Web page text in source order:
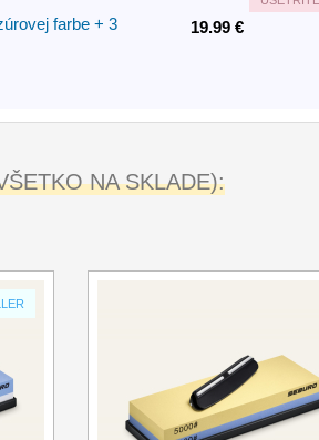
farbe + 3
19.99 €
NA SKLADE):